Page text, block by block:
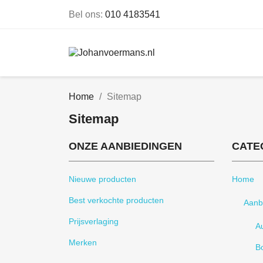
Bel ons: 010 4183541
Home Sitemap
Sitemap
ONZE AANBIEDINGEN
Nieuwe producten
Best verkochte producten
Prijsverlaging
Merken
Home